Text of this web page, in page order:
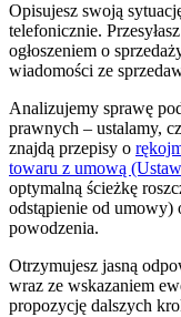
Opisujesz swoją
telefonicznie.
ogłoszeniem o
wiadomości ze
Analizujemy sprawę
prawnych – ustalamy,
znajdą przepisy o
towaru z umową
optymalną ścieżkę
odstąpienie od umowy)
powodzenia.
Otrzymujesz jasną
wraz ze wskazaniem
propozycję dalszych